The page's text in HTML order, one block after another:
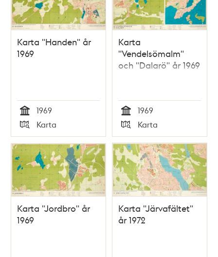
Karta "Handen" år
1969
Tid
1969
Typ
Karta
Karta
"Vendelsömalm"
och "Dalarö" år 1969
Tid
1969
Typ
Karta
Karta "Jordbro" år
1969
Karta "Järvafältet"
år 1972